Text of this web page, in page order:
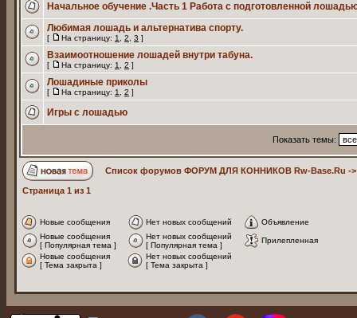
Начальное обучение .Часть 1 Работа с подготовленной
Любимая лошадь и альтернатива спорту.
[ На страницу: 1 2 3 ]
Взаимоотношение лошадей внутри табуна.
[ На страницу: 1 2 ]
Лошадиные приколы
[ На страницу: 1 2 ]
Игры с лошадью
Показать темы:
Список форумов ФОРУМ ДЛЯ КОННИКОВ Rw-Base.Ru -
Страница 1 из 1
Новые сообщения Нет новых сообщений
Объявление
Новые сообщения
[ Популярная тема ]
Нет новых сообщений
[ Популярная тема ]
Прилепленная
Новые сообщения
[ Тема закрыта ]
Нет новых сообщений
[ Тема закрыта ]